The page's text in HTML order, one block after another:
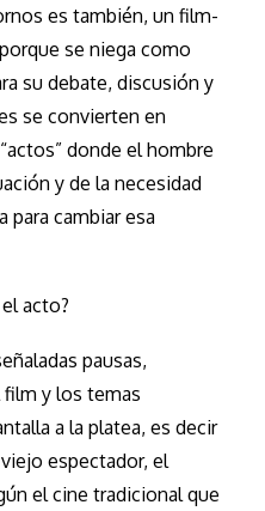
es también, un film-
se niega como
su debate, discusión y
se convierten en
donde el hombre
y de la necesidad
para cambiar esa
acto?
pausas,
film y los temas
a la platea, es decir
espectador, el
el cine tradicional que